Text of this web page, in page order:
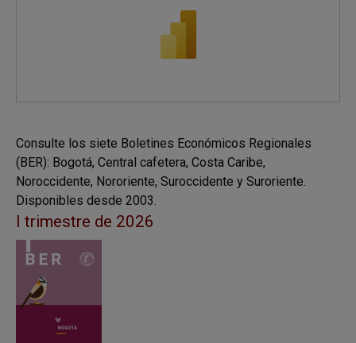
Consulte los siete Boletines Económicos Regionales
(BER): Bogotá, Central cafetera, Costa Caribe,
Noroccidente, Nororiente, Suroccidente y Suroriente.
Disponibles desde 2003.
I trimestre de 2026